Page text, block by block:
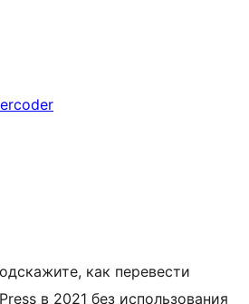
как перевести
в 2021 без использования